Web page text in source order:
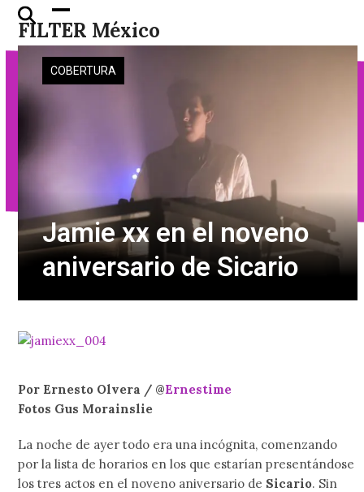
Skip
content
FILTER México
Open
mobile
menu
Close
mobile
menu
COBERTURA
Jamie xx en el noveno
aniversario de Sicario
Por Ernesto Olvera / @Ernestime
Fotos Gus Morainslie
La noche de ayer todo era una incógnita, comenzando
por la lista de horarios en los que estarían presentándose
los tres actos en el noveno aniversario de Sicario. Sin